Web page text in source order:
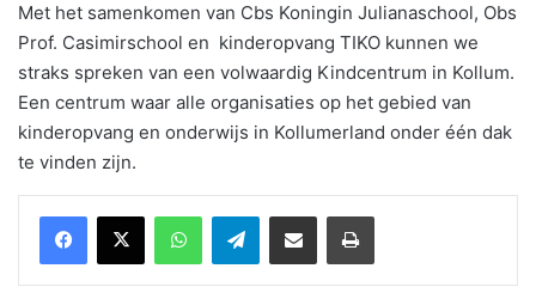
Met het samenkomen van Cbs Koningin Julianaschool, Obs
Prof. Casimirschool en kinderopvang TIKO kunnen we
straks spreken van een volwaardig Kindcentrum in Kollum.
Een centrum waar alle organisaties op het gebied van
kinderopvang en onderwijs in Kollumerland onder één dak
te vinden zijn.
WhatsAppTelegramDelen via Email Print